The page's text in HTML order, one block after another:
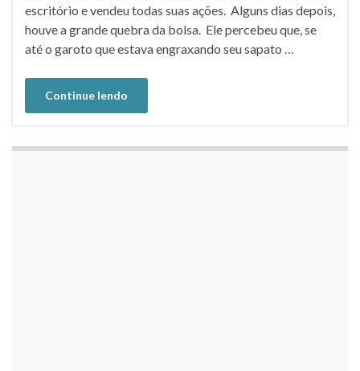
escritório e vendeu todas suas ações. Alguns dias depois,
houve a grande quebra da bolsa. Ele percebeu que, se
até o garoto que estava engraxando seu sapato …
Continue lendo